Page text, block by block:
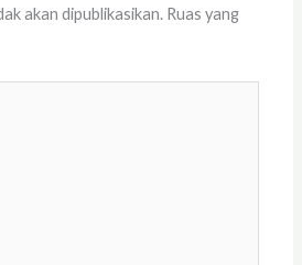
akan dipublikasikan. Ruas yang